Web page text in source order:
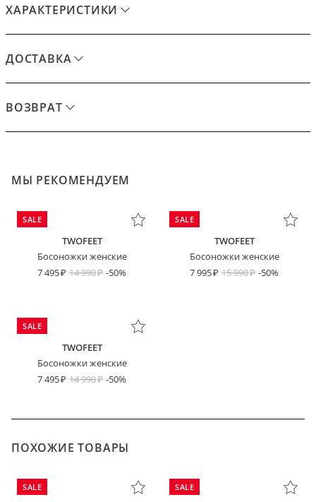
ХАРАКТЕРИСТИКИ
ДОСТАВКА
ВОЗВРАТ
МЫ РЕКОМЕНДУЕМ
SALE
TWOFEET
Босоножки женские
7 495
14 990 -50%
SALE
TWOFEET
Босоножки женские
7 995
15 990 -50%
SALE
TWOFEET
Босоножки женские
7 495
14 990 -50%
ПОХОЖИЕ ТОВАРЫ
SALE SALE